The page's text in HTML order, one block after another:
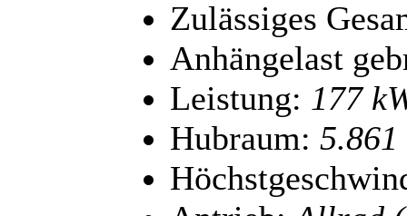
Zulässiges
Anhängelast
Leistung: 177
Hubraum: 5.861